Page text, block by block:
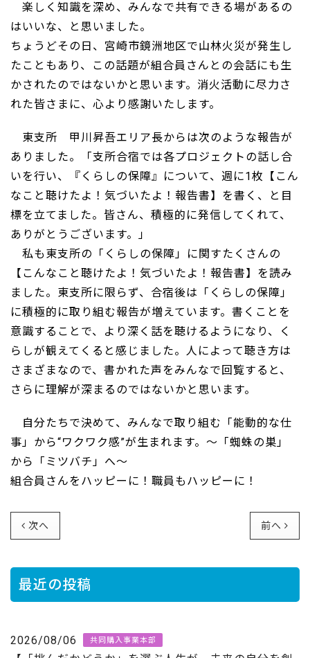
楽しく知識を深め、みんなで共有できる場があるの
はいいな、と思いました。
ちょうどその日、宮崎市鏡洲地区で山林火災が発生し
たこともあり、この話題が組合員さんとの会話にも生
かされたのではないかと思います。消火活動に尽力さ
れた皆さまに、心より感謝いたします。
東支所 甲川昇吾エリア長からは次のような報告が
ありました。「支所合宿では各プロジェクトの話し合
いを行い、『くらしの保障』について、週に1枚【こん
なこと聴けたよ！気づいたよ！報告書】を書く、と目
標を立てました。皆さん、積極的に発信してくれて、
ありがとうございます。」
私も東支所の「くらしの保障」に関すたくさんの
【こんなこと聴けたよ！気づいたよ！報告書】を読み
ました。東支所に限らず、合宿後は「くらしの保障」
に積極的に取り組む報告が増えています。書くことを
意識することで、より深く話を聴けるようになり、く
らしが観えてくると感じました。人によって聴き方は
さまざまなので、書かれた声をみんなで回覧すると、
さらに理解が深まるのではないかと思います。
自分たちで決めて、みんなで取り組む「能動的な仕
事」から“ワクワク感”が生まれます。～「蜘蛛の巣」
から「ミツバチ」へ～
組合員さんをハッピーに！職員もハッピーに！
次へ 前へ
最近の投稿
2026/08/06 共同購入事業本部